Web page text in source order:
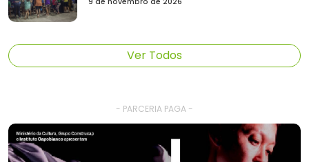
Ver Todos
- PARCERIA PAGA -